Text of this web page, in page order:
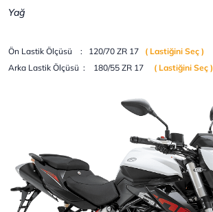
Yağ
Ön Lastik Ölçüsü : 120/70 ZR 17 ( Lastiğini Seç )
Arka Lastik Ölçüsü : 180/55 ZR 17 ( Lastiğini Seç )